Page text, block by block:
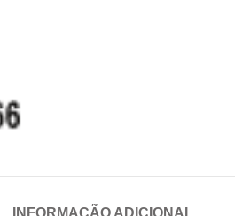
INFORMAÇÃO ADICIONAL